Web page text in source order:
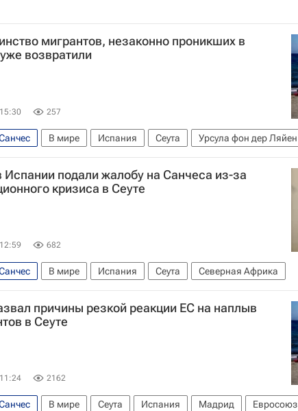
мигрантов, незаконно проникших в
возвратили
257
В мире Испания Сеута Урсула фон дер Ляйен
Наплыв мигрантов в Испании
подали жалобу на Санчеса из-за
кризиса в Сеуте
682
В мире Испания Сеута
Северная Африка
мигрантов в Испании
причины резкой реакции ЕС на наплыв
в Сеуте
11:24 2162
В мире Сеута Испания Мадрид
Евросоюз